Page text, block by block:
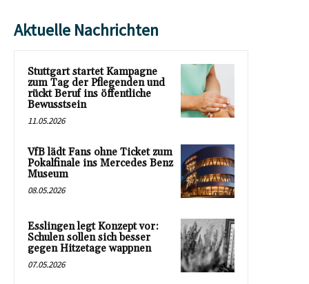
Aktuelle Nachrichten
Stuttgart startet Kampagne
zum Tag der Pflegenden und
rückt Beruf ins öffentliche
Bewusstsein
11.05.2026
VfB lädt Fans ohne Ticket zum
Pokalfinale ins Mercedes Benz
Museum
08.05.2026
Esslingen legt Konzept vor:
Schulen sollen sich besser
gegen Hitzetage wappnen
07.05.2026